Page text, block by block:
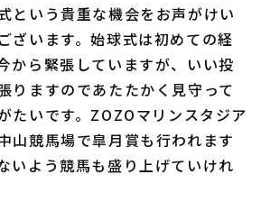
という貴重な機会をお声がけい
ざいます。始球式は初めての経
から緊張していますが、いい投
りますのであたたかく見守って
たいです。ZOZOマリンスタジア
山競馬場で皐月賞も行われます
いよう競馬も盛り上げていけれ